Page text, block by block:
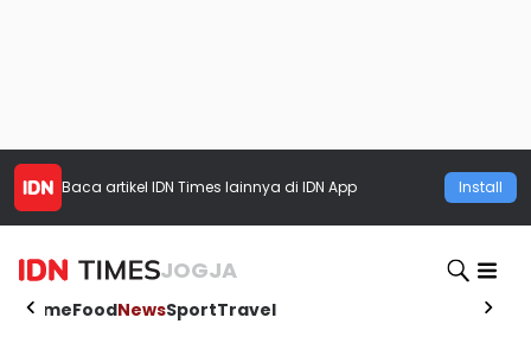
Baca artikel IDN Times lainnya di IDN App Install
JOGJA
HomeFoodNewsSportTravel